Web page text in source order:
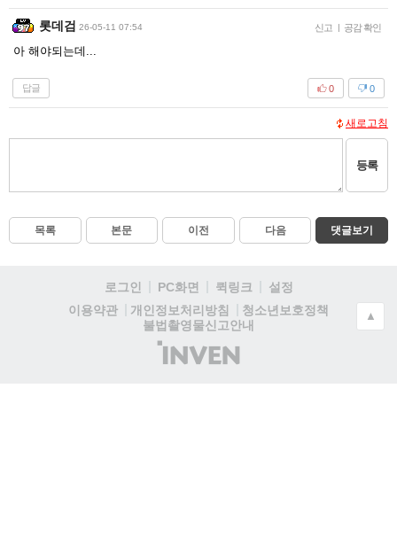
롯데검 26-05-11 07:54 신고 | 공감 확인
아 해야되는데...
답글 0
0
새로고침
등록
목록 본문 이전 다음 댓글보기
로그인 PC화면 퀵링크
설정
이용약관
개인정보처리방침
청소년보호정책
불법촬영물신고안내
(주)
인
▲